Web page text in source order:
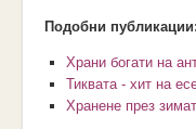
Подобни публикации:
Храни богати на
Тиквата - хит на
Хранене през